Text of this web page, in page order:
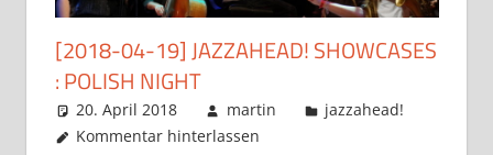
[2018-04-19] JAZZAHEAD! SHOWCASES
: POLISH NIGHT
20. April 2018 martin
jazzahead!
Kommentar hinterlassen